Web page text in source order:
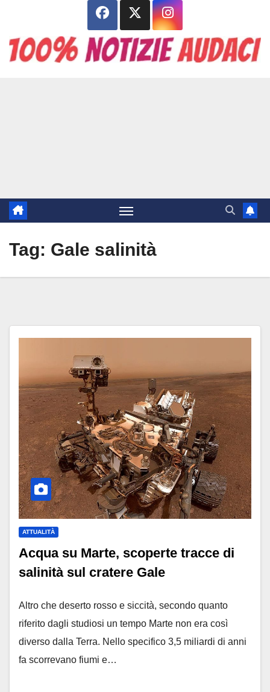
contenuto
Tag: Gale salinità
ATTUALITÀ
Acqua su Marte, scoperte tracce di
salinità sul cratere Gale
Altro che deserto rosso e siccità, secondo quanto
riferito dagli studiosi un tempo Marte non era così
diverso dalla Terra. Nello specifico 3,5 miliardi di anni
fa scorrevano fiumi e…